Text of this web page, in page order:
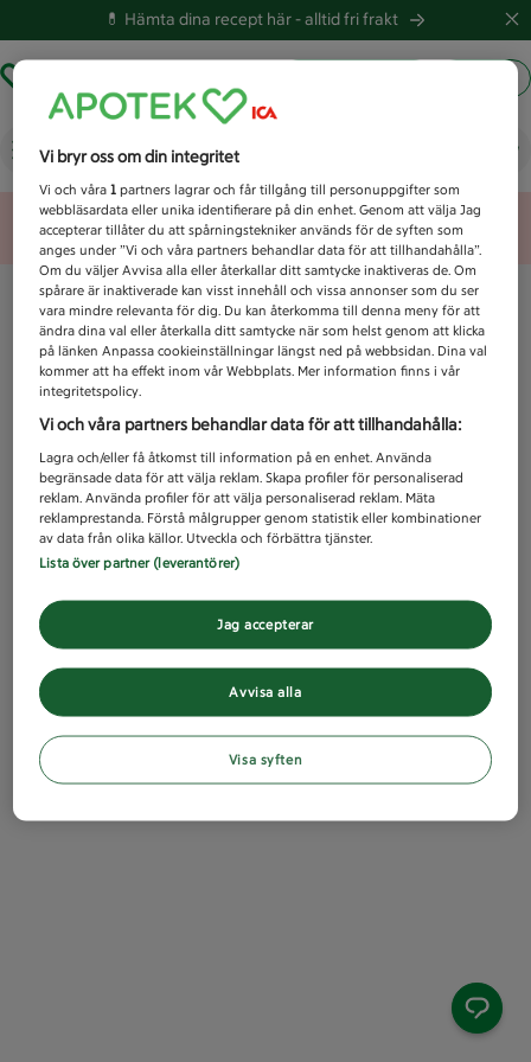
💊 Hämta dina recept här -alltid fri frakt
Vad letar du efter idag?
Unknown error
Vi bryr oss om din integritet
Vi och våra1 partners lagrar och får tillgång till personuppgifter som
webbläsardata eller unika identifierare på din enhet. Genom att välja Jag
accepterar tillåter du att spårningstekniker används för de syften som
anges under ”Vi och våra partners behandlar data för att tillhandahålla”.
Om du väljer Avvisa alla eller återkallar ditt samtycke inaktiveras de. Om
spårare är inaktiverade kan visst innehåll och vissa annonser som du ser
vara mindre relevanta för dig. Du kan återkomma till denna meny för att
ändra dina val eller återkalla ditt samtycke när som helst genom att klicka
på länken Anpassa cookieinställningar längst ned på webbsidan. Dina val
kommer att ha effekt inom vår Webbplats. Mer information finns i vår
integritetspolicy.
Vi och våra partners behandlar data för att tillhandahålla:
Lagra och/eller få åtkomst till information på en enhet. Använda
begränsade data för att välja reklam. Skapa profiler för personaliserad
reklam. Använda profiler för att välja personaliserad reklam. Mäta
reklamprestanda. Förstå målgrupper genom statistik eller kombinationer
av data från olika källor. Utveckla och förbättra tjänster.
Lista över partner (leverantörer)
Avvisa alla
Jag accepterar
Visa syften